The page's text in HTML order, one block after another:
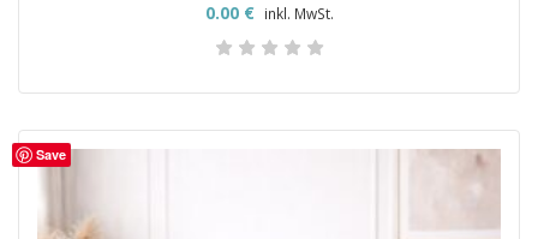
0.00 € inkl. MwSt.
Save